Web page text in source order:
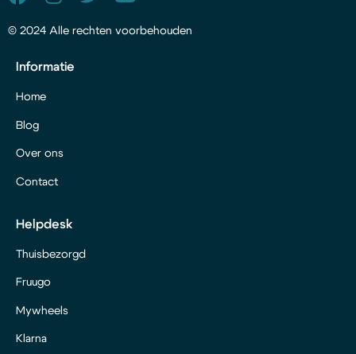
© 2024 Alle rechten voorbehouden
Informatie
Home
Blog
Over ons
Contact
Helpdesk
Thuisbezorgd
Fruugo
Mywheels
Klarna